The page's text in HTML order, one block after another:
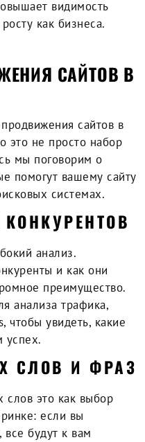
видимость
как бизнеса.
САЙТОВ В
сайтов в
это не просто набор
мы поговорим о
помогут вашему сайту
системах.
анализ.
и как они
преимущество.
анализа трафика,
чтобы увидеть, какие
успех.
СЛОВ И ФРАЗ
это как выбор
если вы
будут к вам